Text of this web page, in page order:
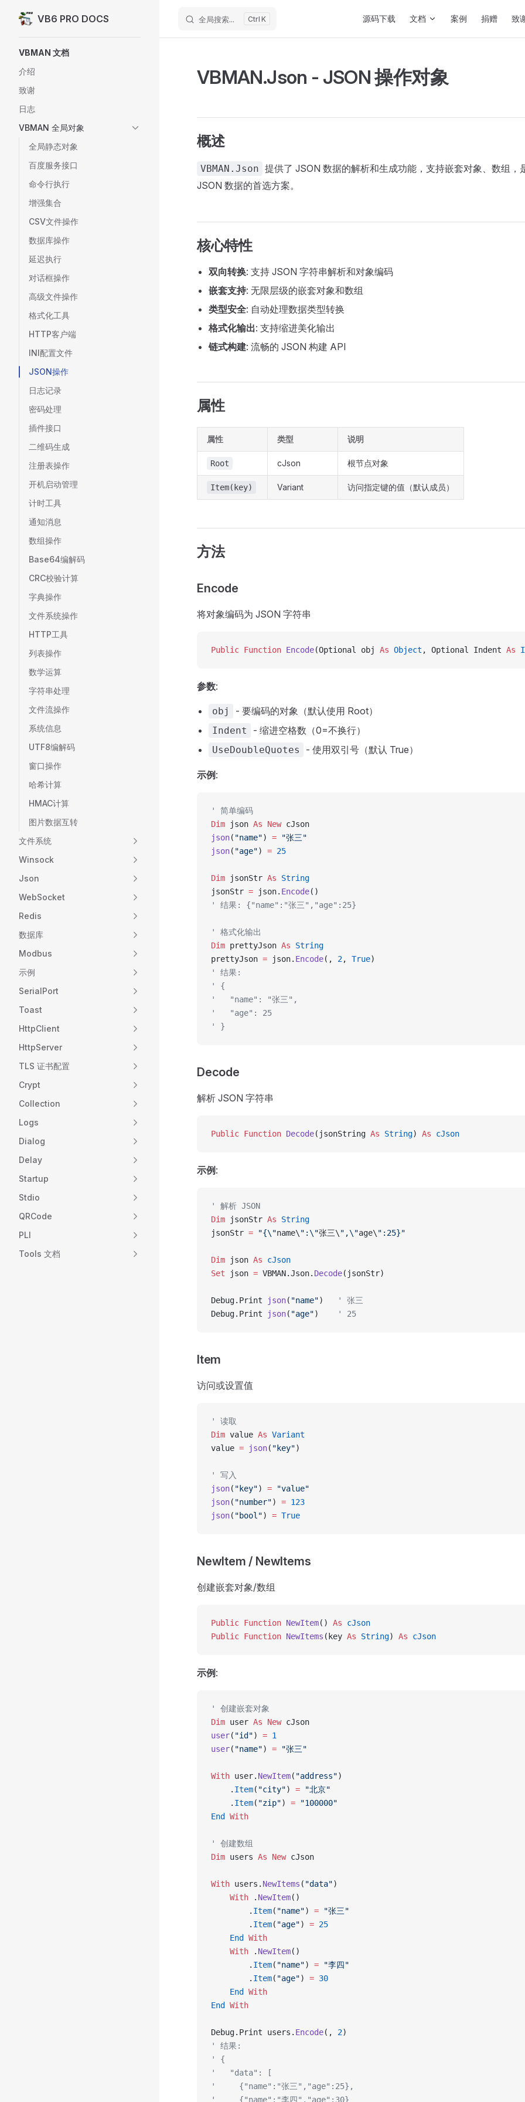
Skip to content
VB6 PRO DOCS 全局搜索... K 源码下载 文档 案例 捐赠 致
VBMAN 文档
介绍
致谢
日志
VBMAN 全局对象
全局静态对象
百度服务接口
命令行执行
增强集合
CSV文件操作
数据库操作
延迟执行
对话框操作
高级文件操作
格式化工具
HTTP客户端
INI配置文件
JSON操作
日志记录
密码处理
插件接口
二维码生成
注册表操作
开机启动管理
计时工具
通知消息
数组操作
Base64编解码
CRC校验计算
字典操作
文件系统操作
HTTP工具
列表操作
数学运算
字符串处理
文件流操作
系统信息
UTF8编解码
窗口操作
哈希计算
HMAC计算
图片数据互转
文件系统
Winsock
Json
WebSocket
Redis
数据库
Modbus
示例
SerialPort
Toast
HttpClient
HttpServer
TLS 证书配置
Crypt
Collection
Logs
Dialog
Delay
Startup
Stdio
QRCode
PLI
Tools 文档
VBMAN.Json - JSON 操作对象
概述
VBMAN.Json 提供了 JSON 数据的解析和生成功能，支持嵌套对象、数组，
JSON 数据的首选方案。
核心特性
双向转换: 支持 JSON 字符串解析和对象编码
嵌套支持: 无限层级的嵌套对象和数组
类型安全: 自动处理数据类型转换
格式化输出: 支持缩进美化输出
链式构建: 流畅的 JSON 构建 API
属性
属性 类型 说明
Root cJson 根节点对象
Item(key) Variant 访问指定键的值（默认成员）
方法
Encode
将对象编码为 JSON 字符串
Public Function Encode(Optional obj As Object , Optional Indent As
参数:
obj - 要编码的对象（默认使用 Root）
Indent - 缩进空格数（0=不换行）
UseDoubleQuotes - 使用双引号（默认 True）
示例 :
' 简单编码
Dim json As New cJson
json( "name") = "张三"
json( "age") = 25
Dim jsonStr As String
jsonStr = json. Encode()
' 结果: {"name":"张三","age":25}
' 格式化输出
Dim prettyJson As String
prettyJson = json. Encode(, 2, True)
' 结果:
' {
'   "name": "张三",
'   "age": 25
' }
Decode
解析 JSON 字符串
Public Function Decode(jsonString As String) As cJson
示例 :
' 解析 JSON
Dim jsonStr As String
jsonStr = "{\"name\ ":\"张三\ ",\"age\ ":25}"
Dim json As cJson
Set
json = VBMAN.Json. Decode(jsonStr)
Debug.Print json( "name")
' 张三
Debug.Print
json( "age") ' 25
Item
访问或设置值
' 读取
Dim value As Variant
value = json( "key")
' 写入
json( "key") = "value"
json( "number") = 123
json( "bool") = True
NewItem / NewItems
创建嵌套对象/数组
Public Function NewItem() As cJson
Public Function NewItems (key As String) As cJson
示例 :
' 创建嵌套对象
Dim user As New cJson
user( "id") = 1
user( "name") = "张三"
With user. NewItem( "address")
    .
Item( "city") = "北京"
    .
Item( "zip") = "100000"
End
With
' 创建数组
Dim users As New cJson
With users. NewItems ( "data")
    With
. NewItem()
        .
Item( "name") = "张三"
        .
Item( "age") = 25
    End
With
    With
. NewItem()
        .
Item( "name") = "李四"
        .
Item( "age") = 30
    End
With
End
With
Debug.Print users. Encode(, 2)
' 结果:
' {
'   "data": [
'     {"name":"张三","age":25},
'     {"name":"李四","age":30}